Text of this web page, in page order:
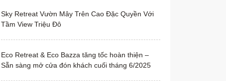
Sky Retreat Vườn Mây Trên Cao Đặc Quyền Với
Tầm View Triệu Đô
Eco Retreat & Eco Bazza tăng tốc hoàn thiện –
Sẵn sàng mở cửa đón khách cuối tháng 6/2025